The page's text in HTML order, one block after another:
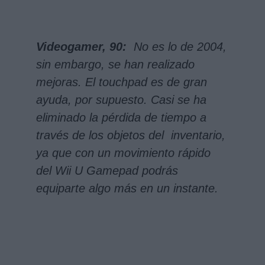
Videogamer, 90: No es lo de 2004,
sin embargo, se han realizado
mejoras. El touchpad es de gran
ayuda, por supuesto. Casi se ha
eliminado la pérdida de tiempo a
través de los objetos del inventario,
ya que con un movimiento rápido
del Wii U Gamepad podrás
equiparte algo más en un instante.